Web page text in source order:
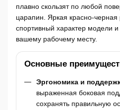
плавно скользят по любой
царапин. Яркая красно-черная
спортивный характер модели
вашему рабочему месту.
Основные
Эргономика и
выраженная боковая
сохранять правильную